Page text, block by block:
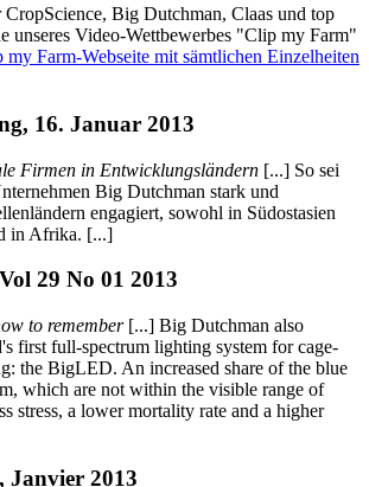
Big Dutchman, Claas und top
unseres Video-Wettbewerbes "Clip my Farm"
my Farm-Webseite mit sämtlichen Einzelheiten
16. Januar 2013
Firmen in Entwicklungsländern [...] So sei
Big Dutchman stark und
engagiert, sowohl in Südostasien
in Afrika. [...]
29 No 01 2013
to remember[...] Big Dutchman also
first full-spectrum lighting system for cage-
the BigLED. An increased share of the blue
which are not within the visible range of
stress, a lower mortality rate and a higher
Janvier 2013